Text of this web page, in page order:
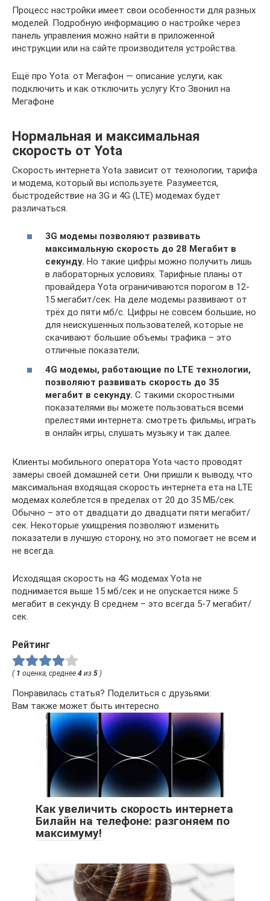
Процесс настройки имеет свои особенности для разных
моделей. Подробную информацию о настройке через
панель управления можно найти в приложенной
инструкции или на сайте производителя устройства.
Ещё про Yota: от Мегафон — описание услуги, как
подключить и как отключить услугу Кто Звонил на
Мегафоне
Нормальная и максимальная
скорость от Yota
Скорость интернета Yota зависит от технологии, тарифа
и модема, который вы используете. Разумеется,
быстродействие на 3G и 4G (LTE) модемах будет
различаться.
3G модемы позволяют развивать
максимальную скорость до 28 Мегабит в
секунду. Но такие цифры можно получить лишь
в лабораторных условиях. Тарифные планы от
провайдера Yota ограничиваются порогом в 12-
15 мегабит/сек. На деле модемы развивают от
трёх до пяти мб/с. Цифры не совсем большие, но
для неискушенных пользователей, которые не
скачивают большие объемы трафика – это
отличные показатели;
4G модемы, работающие по LTE технологии,
позволяют развивать скорость до 35
мегабит в секунду. С такими скоростными
показателями вы можете пользоваться всеми
прелестями интернета: смотреть фильмы, играть
в онлайн игры, слушать музыку и так далее.
Клиенты мобильного оператора Yota часто проводят
замеры своей домашней сети. Они пришли к выводу, что
максимальная входящая скорость интернета ета на LTE
модемах колеблется в пределах от 20 до 35 МБ/сек.
Обычно – это от двадцати до двадцати пяти мегабит/
сек. Некоторые ухищрения позволяют изменить
показатели в лучшую сторону, но это помогает не всем и
не всегда.
Исходящая скорость на 4G модемах Yota не
поднимается выше 15 мб/сек и не опускается ниже 5
мегабит в секунду. В среднем – это всегда 5-7 мегабит/
сек.
Рейтинг
( 1 оценка, среднее 4 из 5 )
Понравилась статья? Поделиться с друзьями:
Вам также может быть интересно
Как увеличить скорость интернета
Билайн на телефоне: разгоняем по
максимуму!